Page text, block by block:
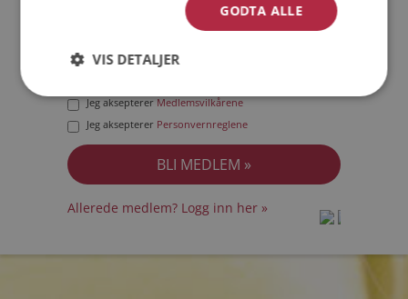
Jeg akseptererMedlemsvilkårene
Jeg aksepterer Personvernreglene
Allerede medlem? Logg inn her »
GODTA ALLE
VIS DETALJER